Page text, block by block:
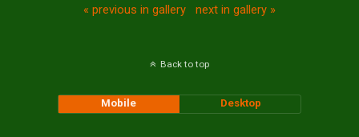
« previous in gallery next in gallery »
Back to top
Mobile Desktop